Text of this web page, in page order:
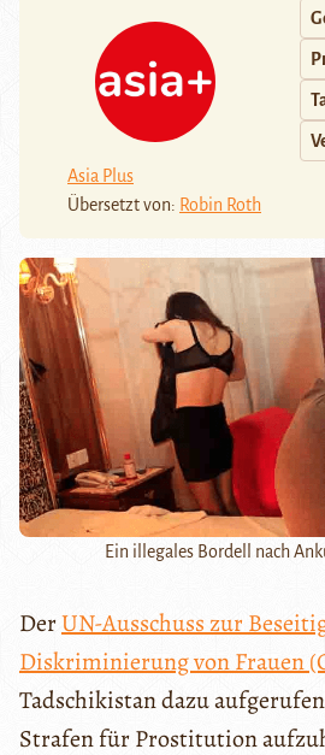
Asia Plus
Übersetzt von: Robin Roth
Ein illegales Bordell nach
DerUN-Ausschuss zur
Diskriminierung von Frauen
Tadschikistan dazu
Strafen für Prostitution